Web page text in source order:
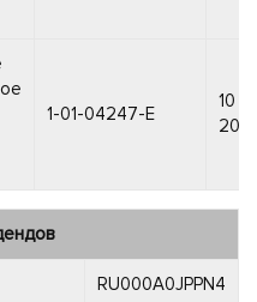
1-01-04247-E
10
RU000A0JPPN4